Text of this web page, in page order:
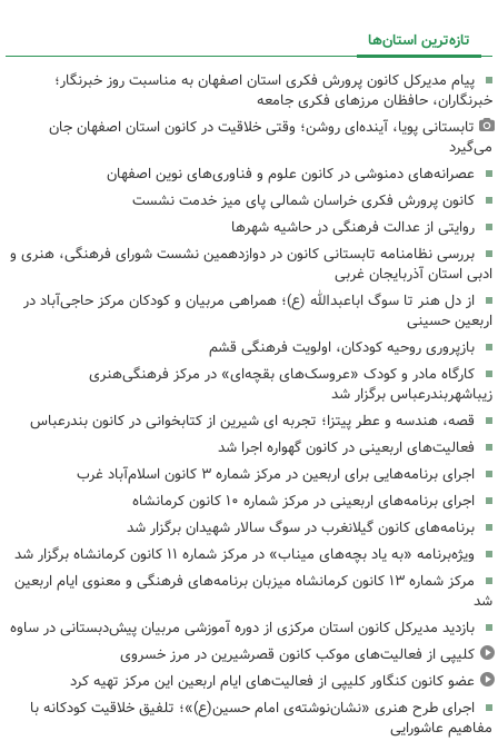
تازه‌ترین استان‌ها
پیام مدیرکل کانون پرورش فکری استان اصفهان به مناسبت روز خبرنگار؛
خبرنگاران، حافظان مرزهای فکری جامعه
تابستانی پویا، آینده‌ای روشن؛ وقتی خلاقیت در کانون استان اصفهان جان
می‌گیرد
عصرانه‌های دمنوشی در کانون علوم و فناوری‌های نوین اصفهان
کانون پرورش فکری خراسان شمالی پای میز خدمت نشست
روایتی از عدالت فرهنگی در حاشیه شهرها
بررسی نظامنامه تابستانی کانون در دوازدهمین نشست شورای فرهنگی، هنری و
ادبی استان آذربایجان غربی
از دل هنر تا سوگ اباعبدالله (ع)؛ همراهی مربیان و کودکان مرکز حاجی‌آباد در
اربعین حسینی
بازپروری روحیه کودکان، اولویت فرهنگی قشم
کارگاه مادر و کودک «عروسک‌های بقچه‌ای» در مرکز فرهنگی‌هنری
زیباشهربندرعباس برگزار شد
قصه، هندسه و عطر پیتزا؛ تجربه ای شیرین از کتابخوانی در کانون بندرعباس
فعالیت‌های اربعینی در کانون گهواره اجرا شد
اجرای برنامه‌هایی برای اربعین در مرکز شماره ۳ کانون اسلام‌آباد غرب
اجرای برنامه‌های اربعینی در مرکز شماره ۱۰ کانون کرمانشاه
برنامه‌های کانون گیلانغرب در سوگ سالار شهیدان برگزار شد
ویژه‌برنامه «به یاد بچه‌های میناب» در مرکز شماره ۱۱ کانون کرمانشاه برگزار شد
مرکز شماره ۱۳ کانون کرمانشاه میزبان برنامه‌های فرهنگی و معنوی ایام اربعین
شد
بازدید مدیرکل کانون استان مرکزی از دوره آموزشی مربیان پیش‌دبستانی در ساوه
کلیپی از فعالیت‌های موکب کانون قصرشیرین در مرز خسروی
عضو کانون کنگاور کلیپی از فعالیت‌های ایام اربعین این مرکز تهیه کرد
اجرای طرح هنری «نشان‌نوشته‌ی امام حسین(ع)»؛ تلفیق خلاقیت کودکانه با
مفاهیم عاشورایی